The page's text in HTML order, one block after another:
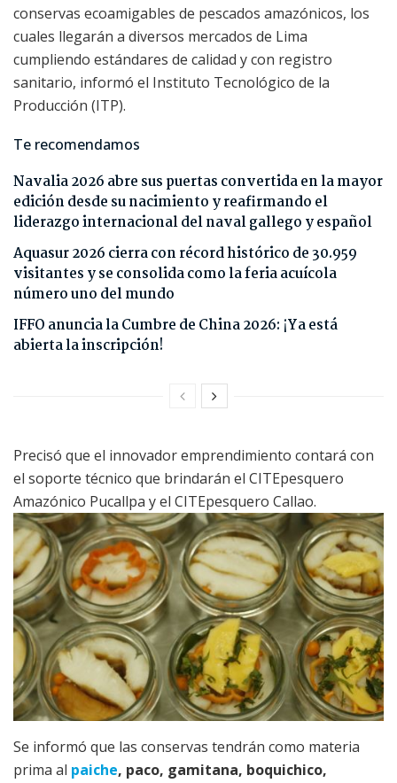
conservas ecoamigables de pescados amazónicos, los
cuales llegarán a diversos mercados de Lima
cumpliendo estándares de calidad y con registro
sanitario, informó el Instituto Tecnológico de la
Producción (ITP).
Te recomendamos
Navalia 2026 abre sus puertas convertida en la mayor
edición desde su nacimiento y reafirmando el
liderazgo internacional del naval gallego y español
Aquasur 2026 cierra con récord histórico de 30.959
visitantes y se consolida como la feria acuícola
número uno del mundo
IFFO anuncia la Cumbre de China 2026: ¡Ya está
abierta la inscripción!
Precisó que el innovador emprendimiento contará con
el soporte técnico que brindarán el CITEpesquero
Amazónico Pucallpa y el CITEpesquero Callao.
Se informó que las conservas tendrán como materia
prima al paiche, paco, gamitana, boquichico,